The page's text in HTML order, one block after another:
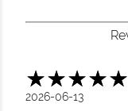
2026-06-13